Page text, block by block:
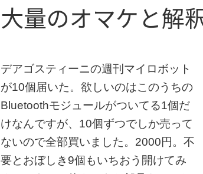
大量のオマケと解
デアゴスティーニの週刊マイロボット
が10個届いた。欲しいのはこのうちの
Bluetoothモジュールがついてる1個だ
けなんですが、10個ずつでしか売って
ないので全部買いました。2000円。不
要とおぼしき9個もいちおう開けてみ